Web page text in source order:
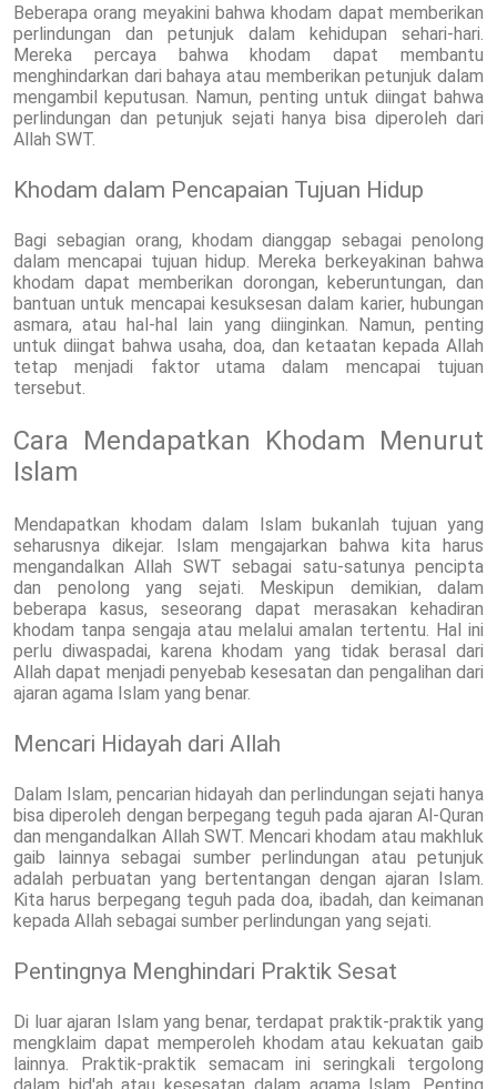
Beberapa orang meyakini bahwa khodam dapat memberikan
perlindungan dan petunjuk dalam kehidupan sehari-hari.
Mereka percaya bahwa khodam dapat membantu
menghindarkan dari bahaya atau memberikan petunjuk dalam
mengambil keputusan. Namun, penting untuk diingat bahwa
perlindungan dan petunjuk sejati hanya bisa diperoleh dari
Allah SWT.
Khodam dalam Pencapaian Tujuan Hidup
Bagi sebagian orang, khodam dianggap sebagai penolong
dalam mencapai tujuan hidup. Mereka berkeyakinan bahwa
khodam dapat memberikan dorongan, keberuntungan, dan
bantuan untuk mencapai kesuksesan dalam karier, hubungan
asmara, atau hal-hal lain yang diinginkan. Namun, penting
untuk diingat bahwa usaha, doa, dan ketaatan kepada Allah
tetap menjadi faktor utama dalam mencapai tujuan
tersebut.
Cara Mendapatkan Khodam Menurut
Islam
Mendapatkan khodam dalam Islam bukanlah tujuan yang
seharusnya dikejar. Islam mengajarkan bahwa kita harus
mengandalkan Allah SWT sebagai satu-satunya pencipta
dan penolong yang sejati. Meskipun demikian, dalam
beberapa kasus, seseorang dapat merasakan kehadiran
khodam tanpa sengaja atau melalui amalan tertentu. Hal ini
perlu diwaspadai, karena khodam yang tidak berasal dari
Allah dapat menjadi penyebab kesesatan dan pengalihan dari
ajaran agama Islam yang benar.
Mencari Hidayah dari Allah
Dalam Islam, pencarian hidayah dan perlindungan sejati hanya
bisa diperoleh dengan berpegang teguh pada ajaran Al-Quran
dan mengandalkan Allah SWT. Mencari khodam atau makhluk
gaib lainnya sebagai sumber perlindungan atau petunjuk
adalah perbuatan yang bertentangan dengan ajaran Islam.
Kita harus berpegang teguh pada doa, ibadah, dan keimanan
kepada Allah sebagai sumber perlindungan yang sejati.
Pentingnya Menghindari Praktik Sesat
Di luar ajaran Islam yang benar, terdapat praktik-praktik yang
mengklaim dapat memperoleh khodam atau kekuatan gaib
lainnya. Praktik-praktik semacam ini seringkali tergolong